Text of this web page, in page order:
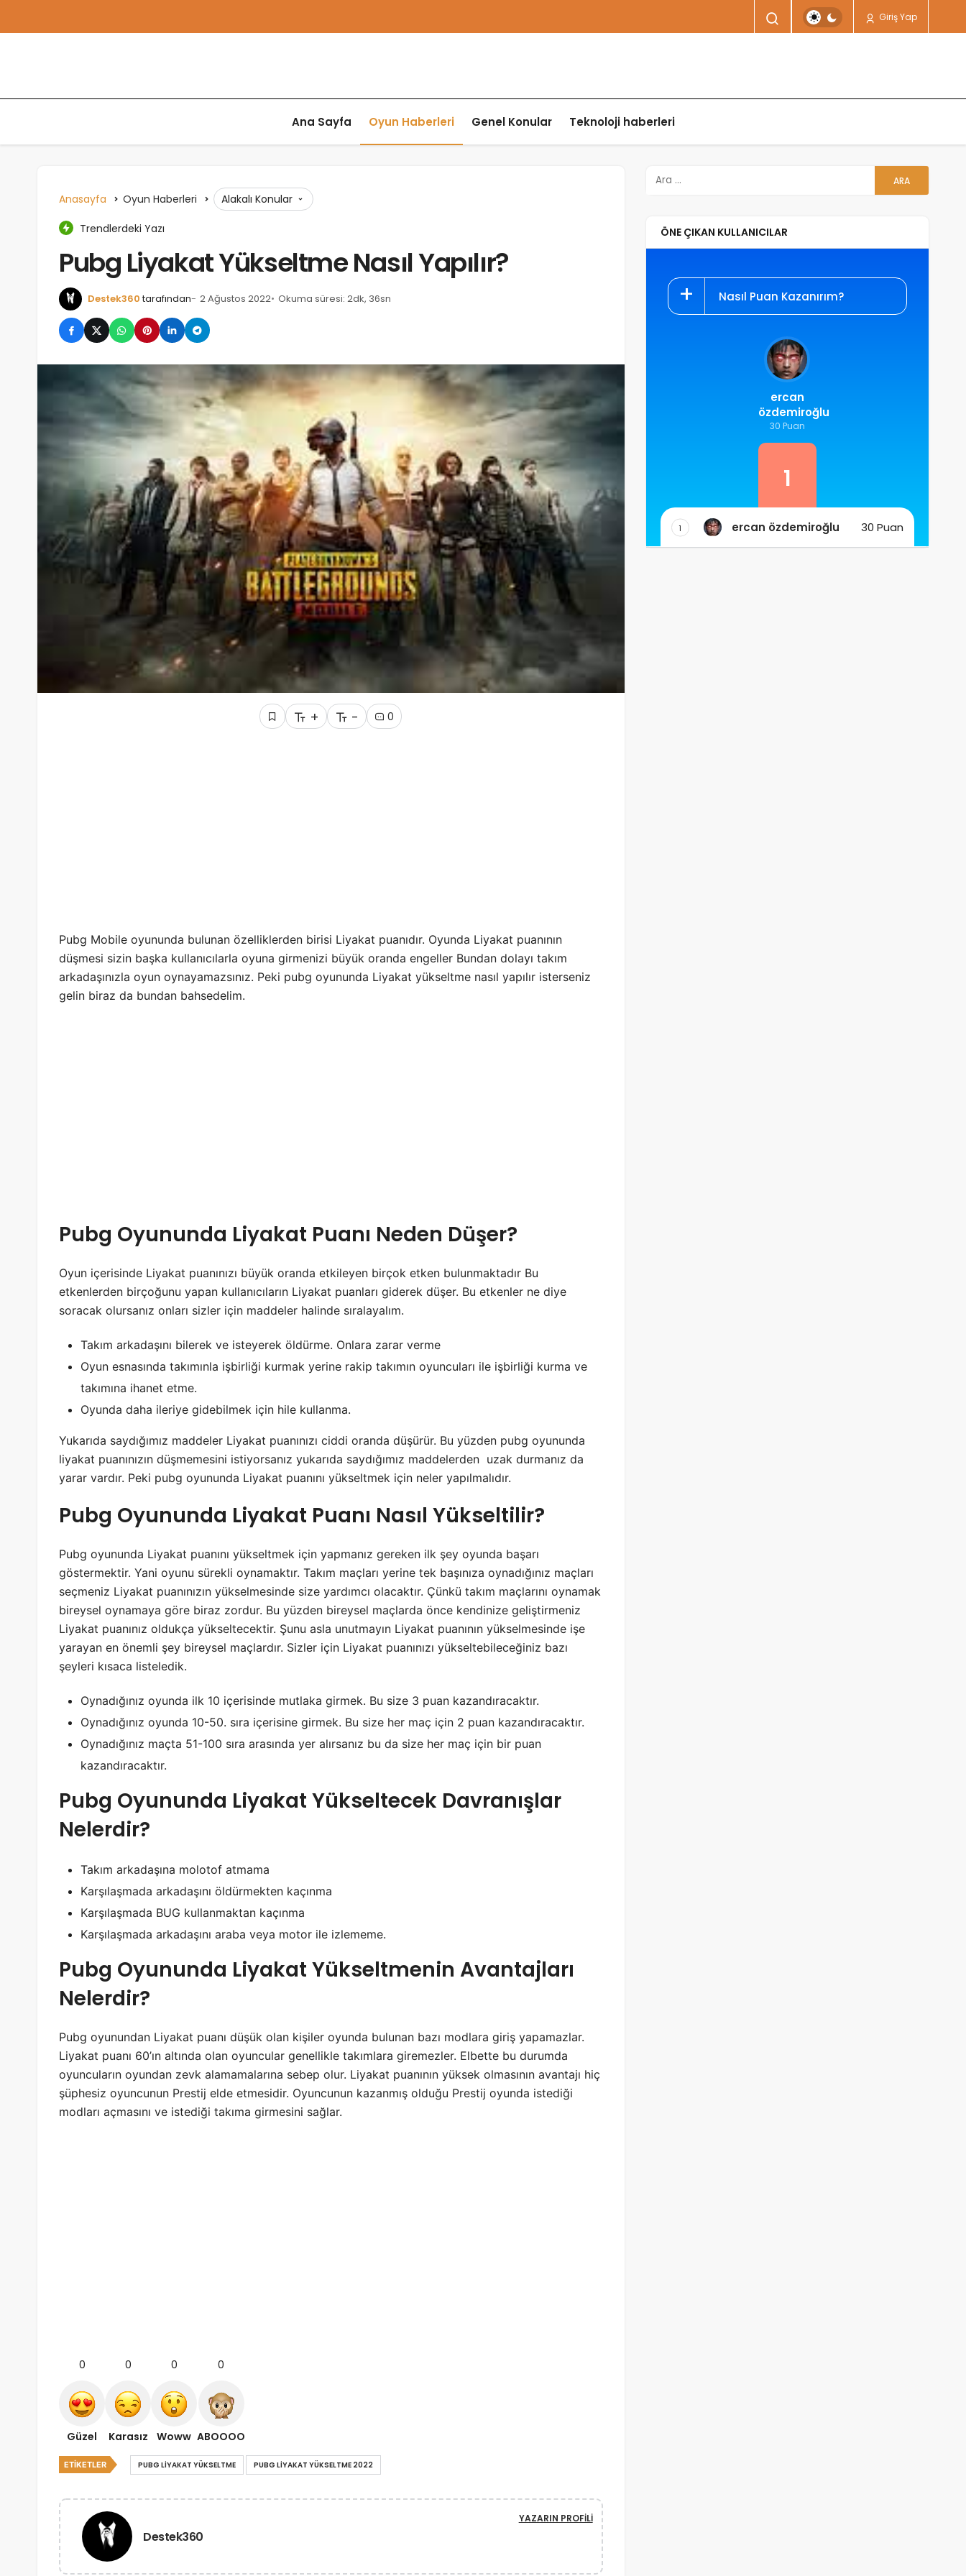
Giriş Yap
Ana Sayfa Oyun Haberleri Genel Konular Teknoloji haberleri
Anasayfa Oyun Haberleri Alakalı Konular
Trendlerdeki Yazı
Pubg Liyakat Yükseltme Nasıl Yapılır?
Destek360 tarafından 2 Ağustos 2022 Okuma süresi: 2dk, 36sn
+ - 0
Pubg Mobile oyununda bulunan özelliklerden birisi Liyakat puanıdır. Oyunda Liyakat puanının
düşmesi sizin başka kullanıcılarla oyuna girmenizi büyük oranda engeller Bundan dolayı takım
arkadaşınızla oyun oynayamazsınız. Peki pubg oyununda Liyakat yükseltme nasıl yapılır isterseniz
gelin biraz da bundan bahsedelim.
Pubg Oyununda Liyakat Puanı Neden Düşer?
Oyun içerisinde Liyakat puanınızı büyük oranda etkileyen birçok etken bulunmaktadır Bu
etkenlerden birçoğunu yapan kullanıcıların Liyakat puanları giderek düşer. Bu etkenler ne diye
soracak olursanız onları sizler için maddeler halinde sıralayalım.
Takım arkadaşını bilerek ve isteyerek öldürme. Onlara zarar verme
Oyun esnasında takımınla işbirliği kurmak yerine rakip takımın oyuncuları ile işbirliği kurma ve
takımına ihanet etme.
Oyunda daha ileriye gidebilmek için hile kullanma.
Yukarıda saydığımız maddeler Liyakat puanınızı ciddi oranda düşürür. Bu yüzden pubg oyununda
liyakat puanınızın düşmemesini istiyorsanız yukarıda saydığımız maddelerden uzak durmanız da
yarar vardır. Peki pubg oyununda Liyakat puanını yükseltmek için neler yapılmalıdır.
Pubg Oyununda Liyakat Puanı Nasıl Yükseltilir?
Pubg oyununda Liyakat puanını yükseltmek için yapmanız gereken ilk şey oyunda başarı
göstermektir. Yani oyunu sürekli oynamaktır. Takım maçları yerine tek başınıza oynadığınız maçları
seçmeniz Liyakat puanınızın yükselmesinde size yardımcı olacaktır. Çünkü takım maçlarını oynamak
bireysel oynamaya göre biraz zordur. Bu yüzden bireysel maçlarda önce kendinize geliştirmeniz
Liyakat puanınız oldukça yükseltecektir. Şunu asla unutmayın Liyakat puanının yükselmesinde işe
yarayan en önemli şey bireysel maçlardır. Sizler için Liyakat puanınızı yükseltebileceğiniz bazı
şeyleri kısaca listeledik.
Oynadığınız oyunda ilk 10 içerisinde mutlaka girmek. Bu size 3 puan kazandıracaktır.
Oynadığınız oyunda 10-50. sıra içerisine girmek. Bu size her maç için 2 puan kazandıracaktır.
Oynadığınız maçta 51-100 sıra arasında yer alırsanız bu da size her maç için bir puan
kazandıracaktır.
Pubg Oyununda Liyakat Yükseltecek Davranışlar
Nelerdir?
Takım arkadaşına molotof atmama
Karşılaşmada arkadaşını öldürmekten kaçınma
Karşılaşmada BUG kullanmaktan kaçınma
Karşılaşmada arkadaşını araba veya motor ile izlememe.
Pubg Oyununda Liyakat Yükseltmenin Avantajları
Nelerdir?
Pubg oyunundan Liyakat puanı düşük olan kişiler oyunda bulunan bazı modlara giriş yapamazlar.
Liyakat puanı 60’ın altında olan oyuncular genellikle takımlara giremezler. Elbette bu durumda
oyuncuların oyundan zevk alamamalarına sebep olur. Liyakat puanının yüksek olmasının avantajı hiç
şüphesiz oyuncunun Prestij elde etmesidir. Oyuncunun kazanmış olduğu Prestij oyunda istediği
modları açmasını ve istediği takıma girmesini sağlar.
0
Güzel
0
Karasız
0
Woww
0
ABOOOO
ETIKETLER PUBG LIYAKAT YÜKSELTME PUBG LIYAKAT YÜKSELTME 2022
Destek360
YAZARIN PROFILI
ÖNE ÇIKAN KULLANICILAR
Nasıl Puan Kazanırım?
ercan
özdemiroğlu
30 Puan
1
1 ercan özdemiroğlu 30 Puan